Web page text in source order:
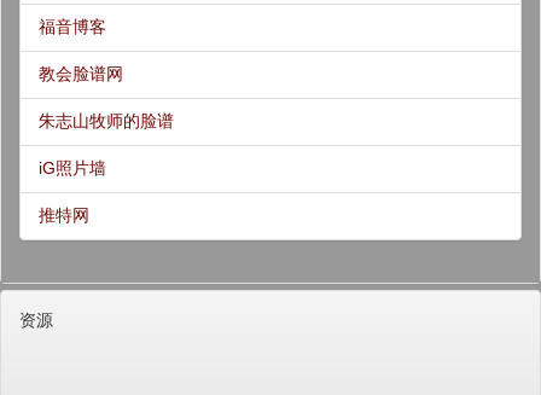
福音博客
教会脸谱网
朱志山牧师的脸谱
iG照片墙
推特网
资源